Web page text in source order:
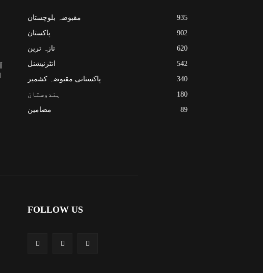
مقبوضہ بلوچستان
935
پاکستان
902
تازہ ترین
620
انٹرنیشنل
542
پاکستانی مقبوضہ کشمیر
340
ہندوستان
180
مضامین
89
FOLLOW US